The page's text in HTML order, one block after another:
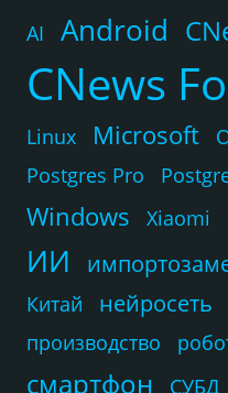
AI Android
CNews
Linux Microsoft
Postgres Pro
Windows Xiaomi
ИИ
Китай
нейросеть
производство
смартфон СУБД